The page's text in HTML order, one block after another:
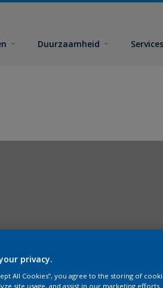
Duurzaamheid Services
privacy.
All Cookies”, you agree to the storing of
site usage, and assist in our marketing efforts.